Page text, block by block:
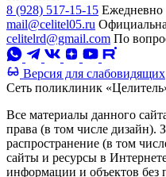
8 (928) 517-15-15 Ежедневно
mail@celitel05.ru
celitelrd@gmail.com По
Версия для слабовидящих
Сеть поликлиник
Все материалы данного
права (в том числе дизайн).
распространение (в том
сайты и ресурсы в
информации и объектов без